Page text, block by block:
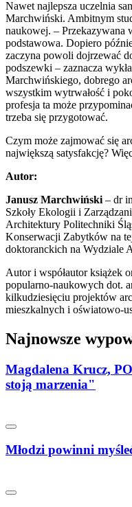
Nawet najlepsza uczelnia
Marchwiński. Ambitnym
naukowej. – Przekazywana
podstawowa. Dopiero
zaczyna powoli dojrzewać
podszewki – zaznacza
Marchwińskiego, dobrego
wszystkim wytrwałość i
profesja ta może
trzeba się przygotować.
Czym może zajmować się
największą satysfakcję?
Autor:
Janusz Marchwiński – dr
Szkoły Ekologii i
Architektury Politechniki
Konserwacji Zabytków na
doktoranckich na Wydziale
Autor i współautor książek
popularno-naukowych dot.
kilkudziesięciu projektów
mieszkalnych i oświatowo-
Najnowsze
Magdalena Krucz,
stoją marzenia"
Młodzi powinni